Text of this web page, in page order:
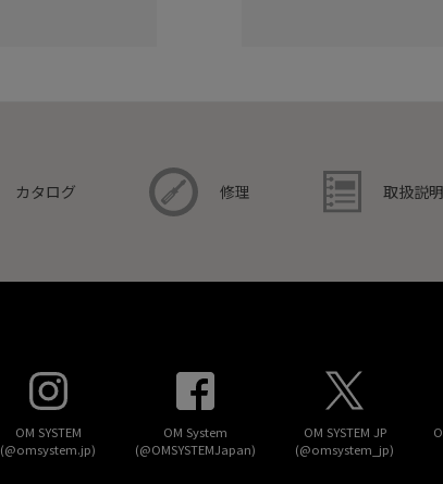
カタログ 修理 取扱説
OM SYSTEM
(@omsystem.jp)
OM System
(@OMSYSTEMJapan)
OM SYSTEM JP
(@omsystem_jp)